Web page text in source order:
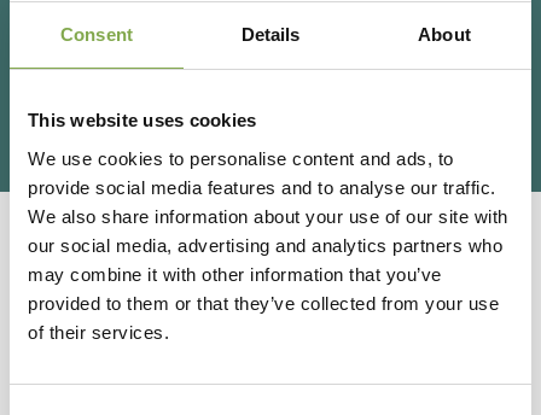
Consent Details About
This website uses cookies
We use cookies to personalise content and ads, to
provide social media features and to analyse our traffic.
We also share information about your use of our site with
our social media, advertising and analytics partners who
may combine it with other information that you’ve
provided to them or that they’ve collected from your use
of their services.
Vivaio Borgioli Taddei